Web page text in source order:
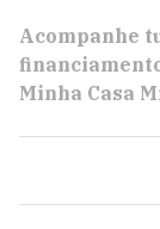
Acompanhe
Minha Casa